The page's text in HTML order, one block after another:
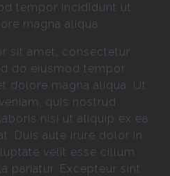
tempor incididunt ut
magna aliqua.
sit amet, consectetur
do eiusmod tempor
dolore magna aliqua. Ut
quis nostrud
nisi ut aliquip ex ea
Duis aute irure dolor in
velit esse cillum
pariatur. Excepteur sint